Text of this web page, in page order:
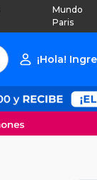
Mundo
Paris
¡Hola!